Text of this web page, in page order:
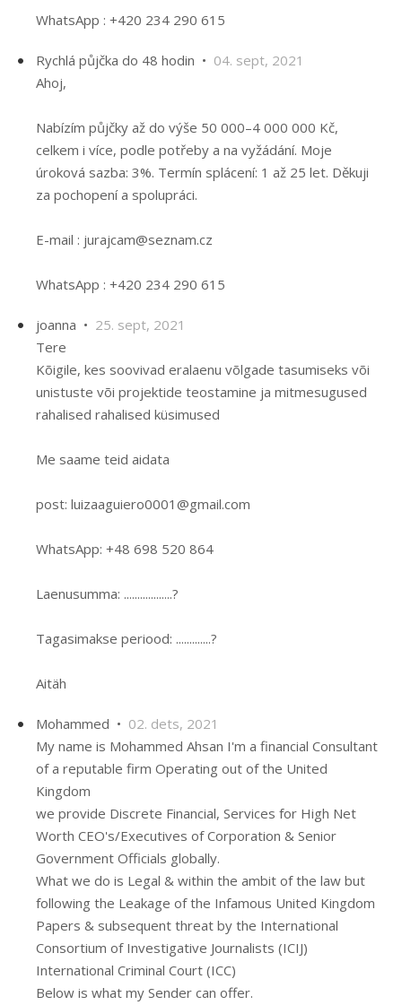
WhatsApp : +420 234 290 615
Rychlá půjčka do 48 hodin • 04. sept, 2021
Ahoj,
Nabízím půjčky až do výše 50 000–4 000 000 Kč,
celkem i více, podle potřeby a na vyžádání. Moje
úroková sazba: 3%. Termín splácení: 1 až 25 let. Děkuji
za pochopení a spolupráci.
E-mail : jurajcam@seznam.cz
WhatsApp : +420 234 290 615
joanna • 25. sept, 2021
Tere
Kõigile, kes soovivad eralaenu võlgade tasumiseks või
unistuste või projektide teostamine ja mitmesugused
rahalised rahalised küsimused
Me saame teid aidata
post: luizaaguiero0001@gmail.com
WhatsApp: +48 698 520 864
Laenusumma: ..................?
Tagasimakse periood: .............?
Aitäh
Mohammed • 02. dets, 2021
My name is Mohammed Ahsan I'm a financial Consultant
of a reputable firm Operating out of the United
Kingdom
we provide Discrete Financial, Services for High Net
Worth CEO's/Executives of Corporation & Senior
Government Officials globally.
What we do is Legal & within the ambit of the law but
following the Leakage of the Infamous United Kingdom
Papers & subsequent threat by the International
Consortium of Investigative Journalists (ICIJ)
International Criminal Court (ICC)
Below is what my Sender can offer.